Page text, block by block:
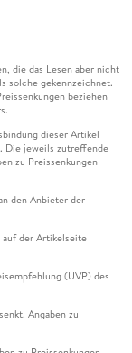
die das Lesen aber nicht
solche gekennzeichnet.
beziehen
dieser Artikel
Die jeweils zutreffende
zu Preissenkungen
den Anbieter der
auf der Artikelseite
(UVP) des
Angaben zu